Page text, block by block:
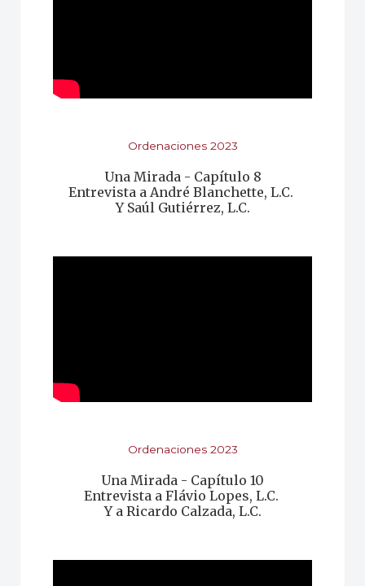
Ordenaciones 2023
Una Mirada - Capítulo 8
Entrevista a André Blanchette, L.C.
Y Saúl Gutiérrez, L.C.
Ordenaciones 2023
Una Mirada - Capítulo 10
Entrevista a Flávio Lopes, L.C.
Y a Ricardo Calzada, L.C.